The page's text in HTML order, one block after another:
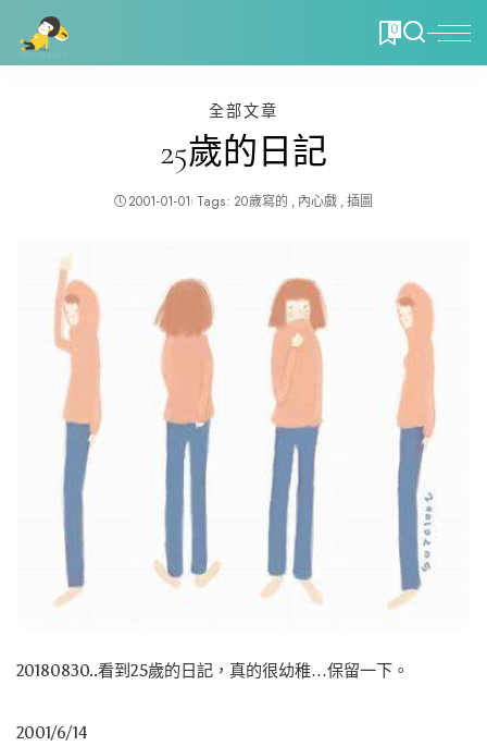
0
全部文章
25歲的日記
2001-01-01 Tags: 20歲寫的 內心戲 插圖
20180830..看到25歲的日記，真的很幼稚…保留一下。
2001/6/14